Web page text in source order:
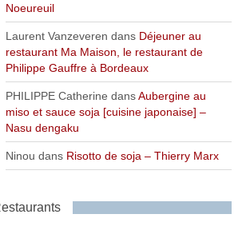
Noeureuil
Laurent Vanzeveren dans Déjeuner au
restaurant Ma Maison, le restaurant de
Philippe Gauffre à Bordeaux
PHILIPPE Catherine dansAubergine au
miso et sauce soja [cuisine japonaise] –
Nasu dengaku
Ninou dans Risotto de soja – Thierry Marx